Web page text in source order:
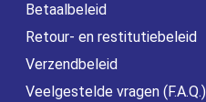
Betaalbeleid
Retour- en restitutiebeleid
Verzendbeleid
Veelgestelde vragen (F.A.Q.)